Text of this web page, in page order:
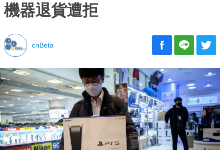
機器退貨遭拒
cnBeta